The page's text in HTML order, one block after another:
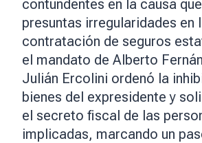
contundentes en la causa
presuntas irregularidades en
contratación de seguros
el mandato de Alberto
Julián Ercolini ordenó la
bienes del expresidente y
el secreto fiscal de las
implicadas, marcando un